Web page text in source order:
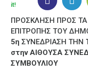
ΠΡΟΣΚΛΗΣΗ ΠΡΟΣ
ΕΠΙΤΡΟΠΗΣ ΤΟΥ
5η ΣΥΝΕΔΡΙΑΣΗ ΤΗΝ
στην ΑΙΘΟΥΣΑ
ΣΥΜΒΟΥΛΙΟΥ
it!